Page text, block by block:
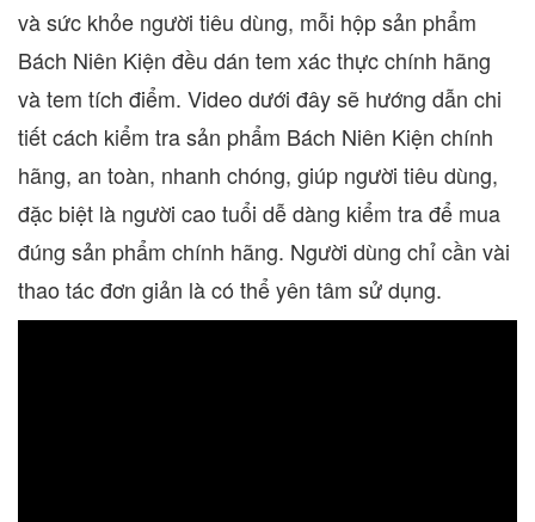
và sức khỏe người tiêu dùng, mỗi hộp sản phẩm
Bách Niên Kiện đều dán tem xác thực chính hãng
và tem tích điểm. Video dưới đây sẽ hướng dẫn chi
tiết cách kiểm tra sản phẩm Bách Niên Kiện chính
hãng, an toàn, nhanh chóng, giúp người tiêu dùng,
đặc biệt là người cao tuổi dễ dàng kiểm tra để mua
đúng sản phẩm chính hãng. Người dùng chỉ cần vài
thao tác đơn giản là có thể yên tâm sử dụng.